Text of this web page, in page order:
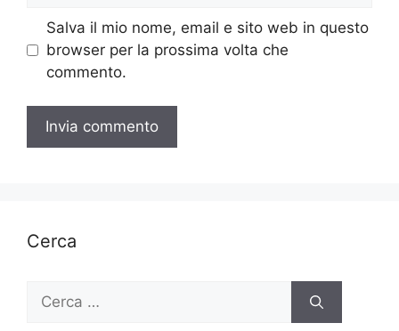
Salva il mio nome, email e sito web in questo
browser per la prossima volta che
commento.
Cerca
Ricerca